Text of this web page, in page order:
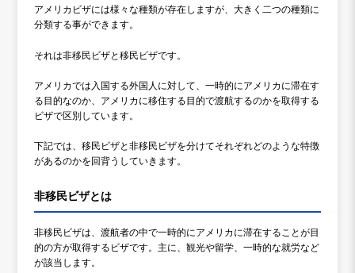
アメリカビザには様々な種類が存在しますが、大きく二つの種類に
分類する事ができます。
それは非移民ビザと移民ビザです。
アメリカでは入国する外国人に対して、一時的にアメリカに滞在す
る目的なのか、アメリカに移住する目的で渡航するのかを取得する
ビザで区別しています。
下記では、移民ビザと非移民ビザを分けてそれぞれどのような特徴
があるのかを回背うしていきます。
非移民ビザとは
非移民ビザは、渡航者の中で一時的にアメリカに滞在することが目
的の方が取得するビザです。主に、観光や留学、一時的な就労など
が該当します。